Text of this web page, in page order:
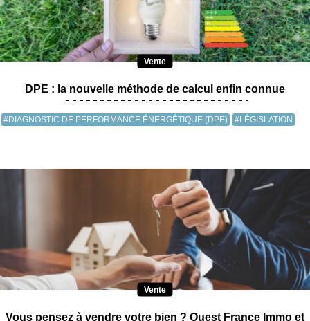
Vente
DPE : la nouvelle méthode de calcul enfin connue
#DIAGNOSTIC DE PERFORMANCE ÉNERGÉTIQUE (DPE) #LÉGISLATION
Vente
Vous pensez à vendre votre bien ? Ouest France Immo et